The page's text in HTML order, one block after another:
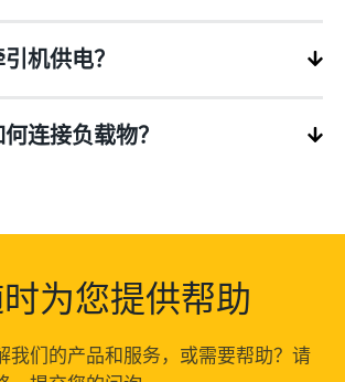
机供电？
连接负载物？
为您提供帮助
我们的产品和服务，或需要帮助？请